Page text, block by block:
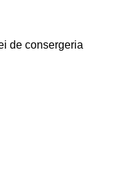
de consergeria